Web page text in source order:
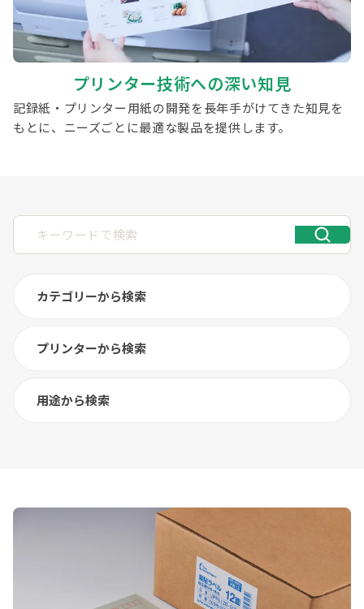
プリンター技術への深い知見
記録紙・プリンター用紙の開発を長年手がけてきた知見を
もとに、ニーズごとに最適な製品を提供します。
カテゴリーから検索
プリンターから検索
用途から検索